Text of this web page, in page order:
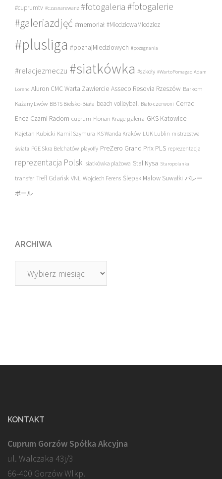
#cuprumtv #czasnarewanż #fotogaleria #fotogalerie
#galeriazdjęć #memoriał #MiedziowaMlodziez
#plusliga #poznajMiedziowych #pożegnania
#relacjezmeczu #siatkówka #szkoły #WartoPomagac Adam
Lorenc Aluron CMC Warta Zawiercie Asseco Resovia Rzeszów Barkom
Każany Lwów BBTS Bielsko-Biała beach volleyball Biało-czerwoni Cerrad
Enea Czarni Radom cuprum Florian Krage galeria GKS Katowice
Kajetan Kubicki Kamil Szymura KS Wanda Kraków LUK Lublin mistrzostwa
świata PGE Skra Bełchatów playoffy PreZero Grand Prix PLS reprezentacja
reprezentacja Polski siatkówka plażowa Stal Nysa Staropolanka
transfer Trefl Gdańsk VNL Wojciech Ferens Ślepsk Malow Suwałki バレー
ボール
ARCHIWA
Archiwa
KONTAKT
Cuprum Gorzów Spółka Akcyjna
ul. Walczaka 43j/3
66-400 Gorzów Wlkp.